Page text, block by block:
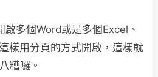
多個Word或是多個Excel、
樣用分頁的方式開啟，這樣就
糟囉。